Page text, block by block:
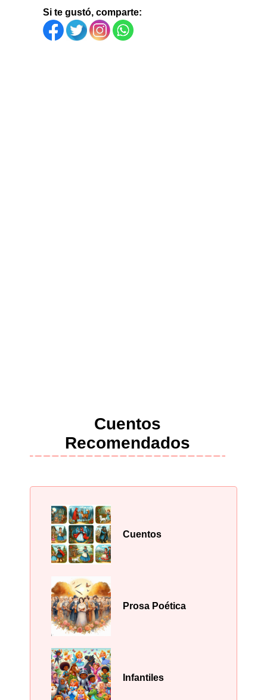
Si te gustó, comparte:
Cuentos
Recomendados
Cuentos
Prosa Poética
Infantiles